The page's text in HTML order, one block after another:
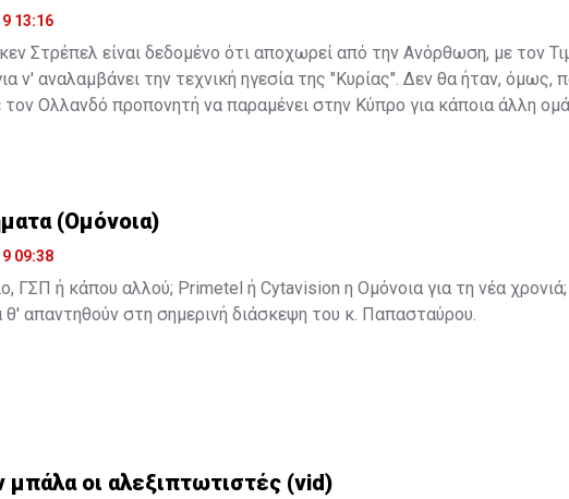
13:16
Στρέπελ είναι δεδομένο ότι αποχωρεί από την Ανόρθωση, με τον
ν' αναλαμβάνει την τεχνική ηγεσία της "Κυρίας". Δεν θα ήταν, όμως,
Ολλανδό προπονητή να παραμένει στην Κύπρο για κάποια άλλη
(Ομόνοια)
09:38
ΓΣΠ ή κάπου αλλού; Primetel ή Cytavision η Ομόνοια για τη νέα
θ' απαντηθούν στη σημερινή διάσκεψη του κ. Παπασταύρου.
μπάλα οι αλεξιπτωτιστές (vid)